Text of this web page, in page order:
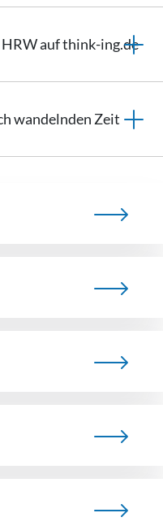
auf think-ing.de
wandelnden Zeit